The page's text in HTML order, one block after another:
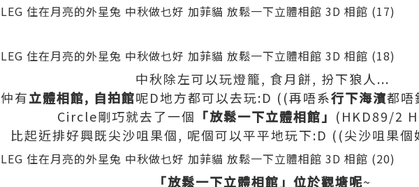
中秋除左可以玩燈籠, 食月餅, 扮下狼人...
仲有立體相館, 自拍館呢D地方都可以去玩:D ((再唔系行下海濱都唔
Circle剛巧就去了一個 「放鬆一下立體相館」 (HKD89/2
比起近排好興既尖沙咀果個, 呢個可以平平地玩下:D ((尖沙咀果
「放鬆一下立體相館」位於觀塘呢~